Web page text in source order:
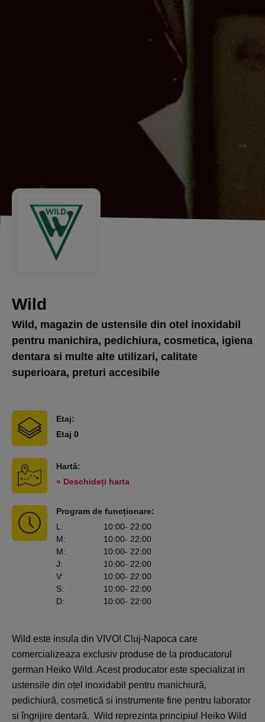
Wild
Wild, magazin de ustensile din otel inoxidabil
pentru manichira, pedichiura, cosmetica, igiena
dentara si multe alte utilizari, calitate
superioara, preturi accesibile
Etaj:
Etaj 0
Hartă:
» Deschideți harta
Program de funcționare:
L : 10:00- 22:00
M: 10:00- 22:00
M: 10:00- 22:00
J: 10:00- 22:00
V: 10:00- 22:00
S: 10:00- 22:00
D: 10:00- 22:00
Wild este insula din VIVO! Cluj-Napoca care
comercializeaza exclusiv produse de la producatorul
german Heiko Wild. Acest producator este specializat in
ustensile din oțel inoxidabil pentru manichiură,
pedichiură, cosmetică si instrumente fine pentru laborator
si îngrijire dentară. Wild reprezinta principiul Heiko Wild